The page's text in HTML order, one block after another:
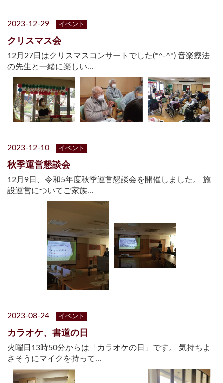
2023-12-29 イベント
クリスマス会
12月27日はクリスマスコンサートでした(*^-^*) 音楽療法
の先生と一緒に楽しい…
2023-12-10 イベント
秋季運営懇談会
12月9日、令和5年度秋季運営懇談会を開催しました。 施
設運営についてご家族…
2023-08-24 イベント
カラオケ、書道の日
火曜日13時50分からは「カラオケの日」です。 気持ちよ
さそうにマイクを持って…